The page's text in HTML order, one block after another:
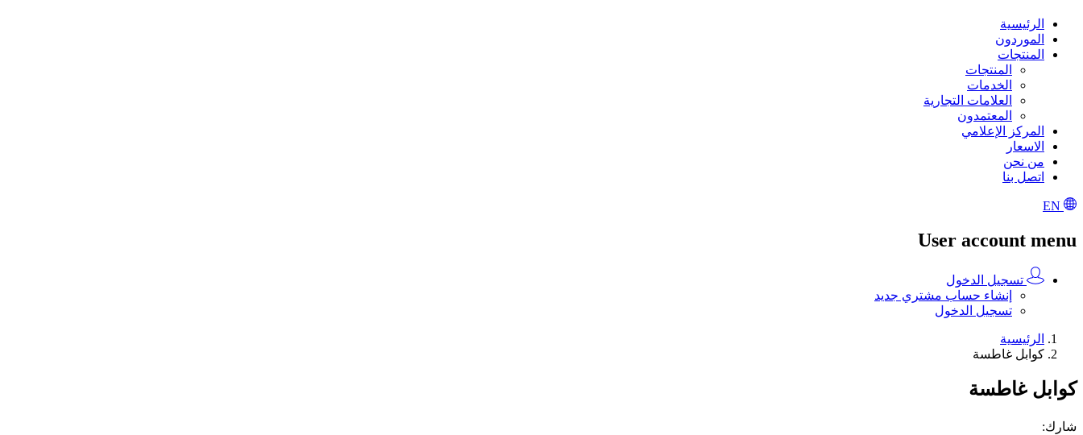
الرئيسية
الموردون
المنتجات
المنتجات
الخدمات
العلامات التجارية
المعتمدون
المركز الإعلامي
الاسعار
من نحن
اتصل بنا
User account menu
تسجيل الدخول
إنشاء حساب مشتري جديد
تسجيل الدخول
الرئيسية
كوابل غاطسة
كوابل غاطسة
شارك: